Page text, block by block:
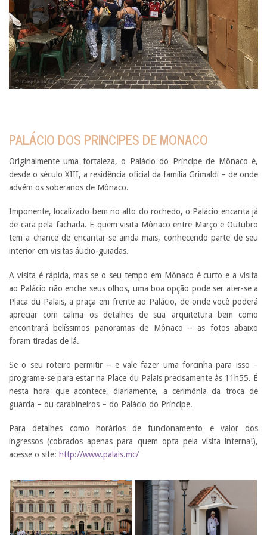
PALÁCIO DOS PRINCIPES DE MONACO
Originalmente uma fortaleza, o Palácio do Príncipe de Mônaco é,
desde o século XIII, a residência oficial da família Grimaldi – de onde
advém os soberanos de Mônaco.
Imponente, localizado bem no alto do rochedo, o Palácio encanta já
de cara pela fachada. E quem visita Mônaco entre Março e Outubro
tem a chance de encantar-se ainda mais, conhecendo parte de seu
interior em visitas áudio-guiadas.
A visita é rápida, mas se o seu tempo em Mônaco é curto e a visita
ao Palácio não enche seus olhos, uma boa opção pode ser ater-se a
Placa du Palais, a praça em frente ao Palácio, de onde você poderá
apreciar com calma os detalhes de sua arquitetura bem como
encontrará belíssimos panoramas de Mônaco – as fotos abaixo
foram tiradas de lá.
Se o seu roteiro permitir – e vale fazer uma forcinha para isso –
programe-se para estar na Place du Palais precisamente às 11h55. É
nesta hora que acontece, diariamente, a cerimônia da troca de
guarda – ou carabineiros – do Palácio do Príncipe.
Para detalhes como horários de funcionamento e valor dos
ingressos (cobrados apenas para quem opta pela visita interna!),
acesse o site: http://www.palais.mc/